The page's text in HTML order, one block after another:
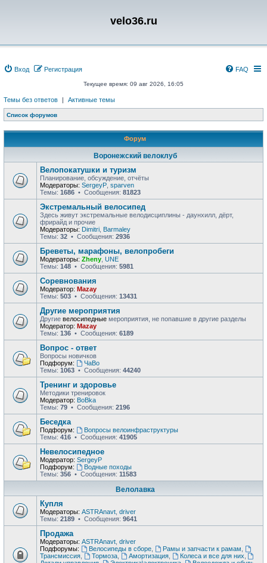
velo36.ru
Вход Регистрация FAQ
Текущее время: 09 авг 2026, 16:05
Темы без ответов | Активные темы
Список форумов
Форум
Воронежский велоклуб
Велопокатушки и туризм
Планирование, обсуждение, отчёты
Модераторы: SergeyP sparven
Темы: 1686 • Сообщения: 81823
Экстремальный велосипед
Здесь живут экстремальные велодисциплины - даунхилл, дёрт,
фрирайд и прочие
Модераторы: Dimitri Barmaley
Темы: 32 • Сообщения: 2936
Бреветы, марафоны, велопробеги
Модераторы: Zheny UNE
Темы: 148 • Сообщения: 5981
Соревнования
Модератор: Mazay
Темы: 503 • Сообщения: 13431
Другие мероприятия
Другие велосипедные мероприятия, не попавшие в другие разделы
Модератор: Mazay
Темы: 136 • Сообщения: 6189
Вопрос - ответ
Вопросы новичков
Подфорум:
ЧаВо
Темы: 1063 • Сообщения: 44240
Тренинг и здоровье
Методики тренировок
Модератор: BoBka
Темы: 79 • Сообщения: 2196
Беседка
Подфорум:
Вопросы велоинфраструктуры
Темы: 416 • Сообщения: 41905
Невелосипедное
Модератор: SergeyP
Подфорум:
Водные походы
Темы: 356 • Сообщения: 11583
Велолавка
Купля
Модераторы: ASTRAnavt driver
Темы: 2189 • Сообщения: 9641
Продажа
Модераторы: ASTRAnavt driver
Подфорумы:
Велосипеды в сборе, Рамы и запчасти к рамам
Трансмиссия
Тормоза, Амортизация, Колеса и все для них